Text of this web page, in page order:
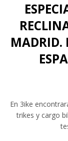
MADRID.
En 3ike
trikes y cargo